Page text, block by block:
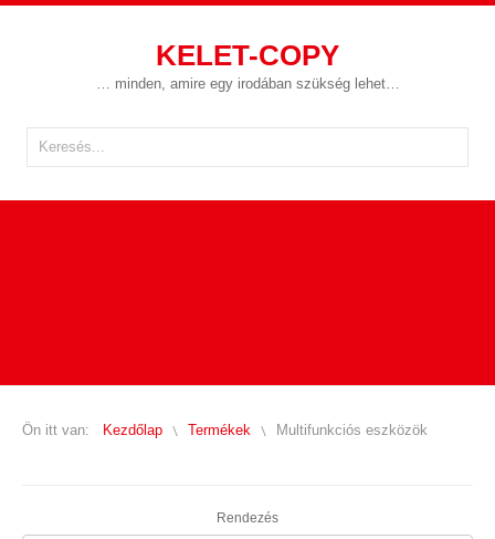
KELET-COPY
… minden, amire egy irodában szükség lehet…
Ön itt van: Kezdőlap Termékek Multifunkciós eszközök
Rendezés